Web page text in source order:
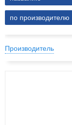
по производителю
Производитель